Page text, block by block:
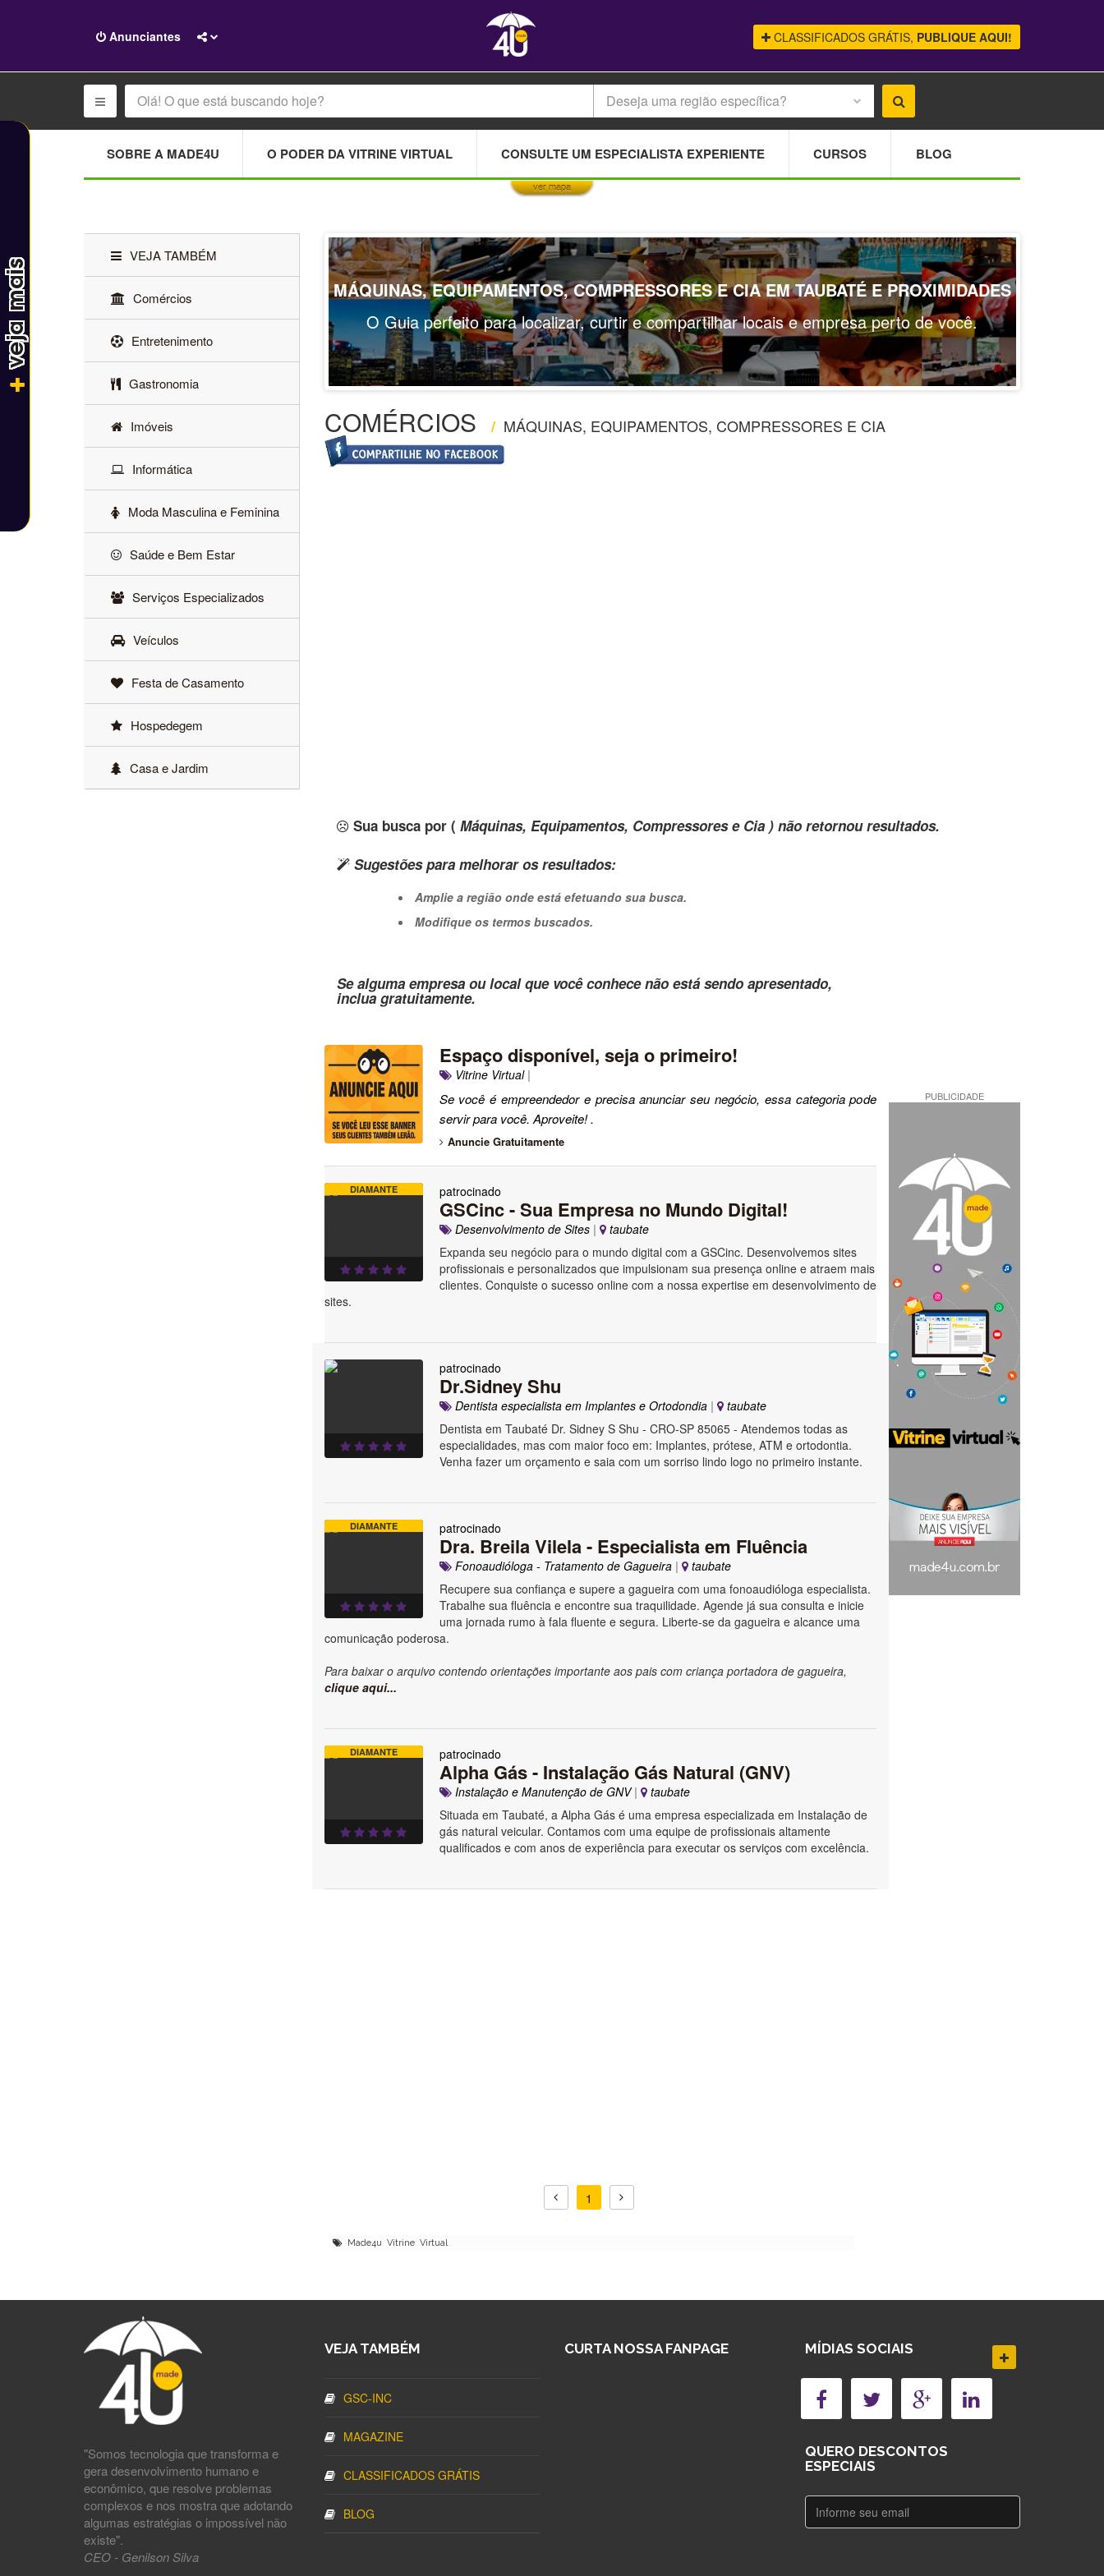
Anunciantes CLASSIFICADOS GRÁTIS, PUBLIQUE AQUI!
Deseja uma região específica?
Do you own this website? OK
SOBRE A MADE4U O PODER DA VITRINE VIRTUAL CONSULTE UM ESPECIALISTA EXPERIENTE CURSOS BLOG
ver mapa
MÁQUINAS, EQUIPAMENTOS, COMPRESSORES E CIA EM TAUBATÉ E PROXIMIDADES
O Guia perfeito para localizar, curtir e compartilhar locais e empresa perto de você.
COMÉRCIOS / MÁQUINAS, EQUIPAMENTOS, COMPRESSORES E CIA
Sua busca por ( Máquinas, Equipamentos, Compressores e Cia ) não retornou resultados.
Sugestões para melhorar os resultados:
Amplie a região onde está efetuando sua busca.
Modifique os termos buscados.
Se alguma empresa ou local que você conhece não está sendo apresentado,
inclua gratuitamente.
Espaço disponível, seja o primeiro!
Vitrine Virtual|
Se você é empreendedor e precisa anunciar seu negócio, essa categoria pode
servir para você. Aproveite! .
Anuncie Gratuitamente
DIAMANTE patrocinado
GSCinc - Sua Empresa no Mundo Digital!
Desenvolvimento de Sites|
taubate
Expanda seu negócio para o mundo digital com a GSCinc. Desenvolvemos sites
profissionais e personalizados que impulsionam sua presença online e atraem mais
clientes. Conquiste o sucesso online com a nossa expertise em desenvolvimento de
sites.
patrocinado
Dr.Sidney Shu
Dentista especialista em Implantes e Ortodondia|
taubate
Dentista em Taubaté Dr. Sidney S Shu - CRO-SP 85065 - Atendemos todas as
especialidades, mas com maior foco em: Implantes, prótese, ATM e ortodontia.
Venha fazer um orçamento e saia com um sorriso lindo logo no primeiro instante.
DIAMANTE patrocinado
Dra. Breila Vilela - Especialista em Fluência
Fonoaudióloga - Tratamento de Gagueira|
taubate
Recupere sua confiança e supere a gagueira com uma fonoaudióloga especialista.
Trabalhe sua fluência e encontre sua traquilidade. Agende já sua consulta e inicie
uma jornada rumo à fala fluente e segura. Liberte-se da gagueira e alcance uma
comunicação poderosa.
Para baixar o arquivo contendo orientações importante aos pais com criança portadora de gagueira,
clique aqui...
DIAMANTE patrocinado
Alpha Gás - Instalação Gás Natural (GNV)
Instalação e Manutenção de GNV|
taubate
Situada em Taubaté, a Alpha Gás é uma empresa especializada em Instalação de
gás natural veicular. Contamos com uma equipe de profissionais altamente
qualificados e com anos de experiência para executar os serviços com excelência.
1
Made4u Vitrine Virtual
PUBLICIDADE
VEJA TAMBÉM
Comércios
Entretenimento
Gastronomia
Imóveis
Informática
Moda Masculina e Feminina
Saúde e Bem Estar
Serviços Especializados
Veículos
Festa de Casamento
Hospedegem
Casa e Jardim
"Somos tecnologia que transforma e
gera desenvolvimento humano e
econômico, que resolve problemas
complexos e nos mostra que adotando
algumas estratégias o impossível não
existe".
CEO - Genilson Silva
VEJA TAMBÉM
GSC-INC
MAGAZINE
CLASSIFICADOS GRÁTIS
BLOG
CURTA NOSSA FANPAGE MÍDIAS SOCIAIS
QUERO DESCONTOS
ESPECIAIS